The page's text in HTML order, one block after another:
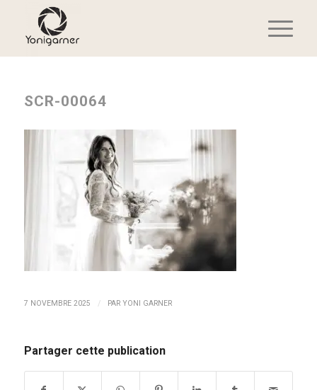
SCR-00064
7 NOVEMBRE 2025 / PAR YONI GARNER
Partager cette publication